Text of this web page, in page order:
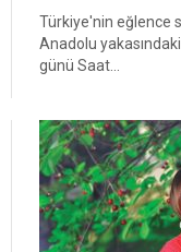
Türkiye'nin eğlence
Anadolu
günü Saat...